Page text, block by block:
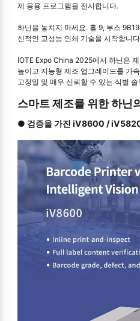
제 응용 프로그램을 전시합니다.
하닌을 놓치지 마세요. 홀 9, 부스
신적인 고성능 인쇄 기술을 시작합니
IOTE Expo China 2025에서 하닌은
높이고 지능형 제조 업그레이드를 가
고정밀 및 매우 신뢰할 수 있는 식별
스마트 제조를 위한 하닌
● 검증을 가진 iV8600 /